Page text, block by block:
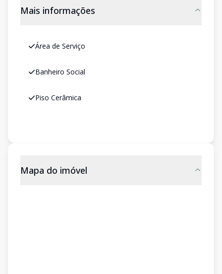
Mais informações
Área de Serviço
Banheiro Social
Piso Cerâmica
Mapa do imóvel